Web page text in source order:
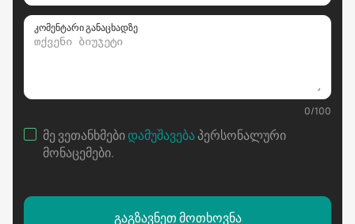
კომენტარი განაცხადზე
0/100
მე ვეთანხმებიდამუშავებაპერსონალური
მონაცემები.
გაგზავნეთ მოთხოვნა